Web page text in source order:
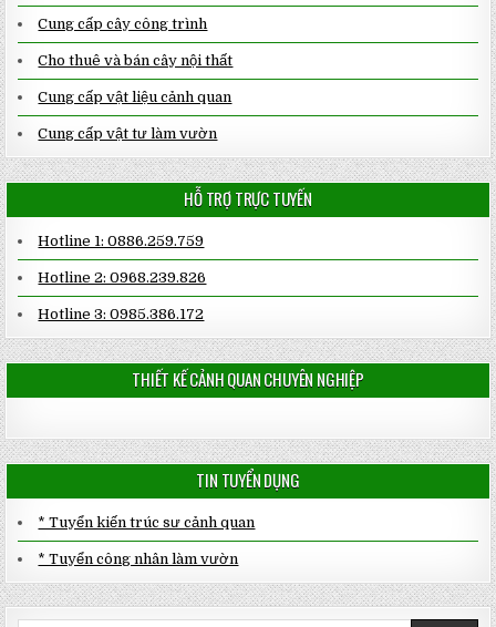
Cung cấp cây công trình
Cho thuê và bán cây nội thất
Cung cấp vật liệu cảnh quan
Cung cấp vật tư làm vườn
HỖ TRỢ TRỰC TUYẾN
Hotline 1: 0886.259.759
Hotline 2: 0968.239.826
Hotline 3: 0985.386.172
THIẾT KẾ CẢNH QUAN CHUYÊN NGHIỆP
TIN TUYỂN DỤNG
* Tuyển kiến trúc sư cảnh quan
* Tuyển công nhân làm vườn